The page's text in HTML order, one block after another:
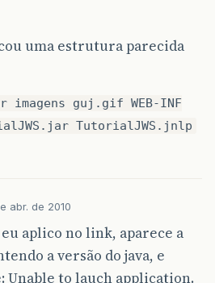
uma estrutura parecida
imagens guj.gif WEB-INF
TutorialJWS.jnlp
abr. de 2010
aplico no link, aparece a
a versão do java, e
Unable to lauch application.